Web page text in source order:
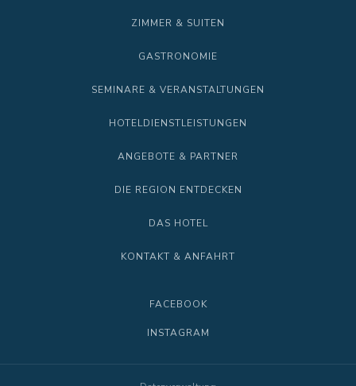
ZIMMER & SUITEN
GASTRONOMIE
SEMINARE & VERANSTALTUNGEN
HOTELDIENSTLEISTUNGEN
ANGEBOTE & PARTNER
DIE REGION ENTDECKEN
DAS HOTEL
KONTAKT & ANFAHRT
FACEBOOK
INSTAGRAM